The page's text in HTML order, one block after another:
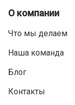
О компании
Что мы делаем
Наша команда
Блог
Контакты